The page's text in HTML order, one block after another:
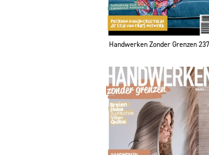
Handwerken Zonder Grenzen 237